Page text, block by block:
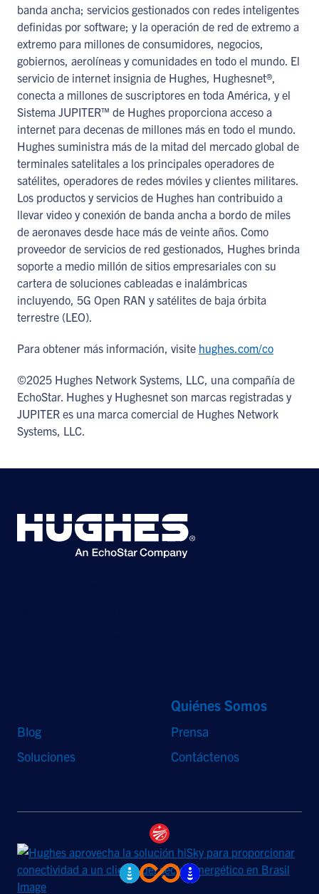
banda ancha; servicios gestionados con redes inteligentes
definidas por software; y la operación de red de extremo a
extremo para millones de consumidores, negocios,
gobiernos, aerolíneas y comunidades en todo el mundo. El
servicio de internet insignia de Hughes, Hughesnet®,
conecta a millones de suscriptores en toda América, y el
Sistema JUPITER™ de Hughes proporciona acceso a
internet para decenas de millones más en todo el mundo.
Hughes suministra más de la mitad del mercado global de
terminales satelitales a los principales operadores de
satélites, operadores de redes móviles y clientes militares.
Los productos y servicios de Hughes han contribuido a
llevar video y conexión de banda ancha a bordo de miles
de aeronaves desde hace más de veinte años. Como
proveedor de servicios de red gestionados, Hughes brinda
soporte a medio millón de sitios empresariales con su
cartera de soluciones cableadas e inalámbricas
incluyendo, 5G Open RAN y satélites de baja órbita
terrestre (LEO).
Para obtener más información, visite hughes.com/co
©2025 Hughes Network Systems, LLC, una compañía de
EchoStar. Hughes y Hughesnet son marcas registradas y
JUPITER es una marca comercial de Hughes Network
Systems, LLC.
Blog
Soluciones
Quiénes Somos
Prensa
Contáctenos